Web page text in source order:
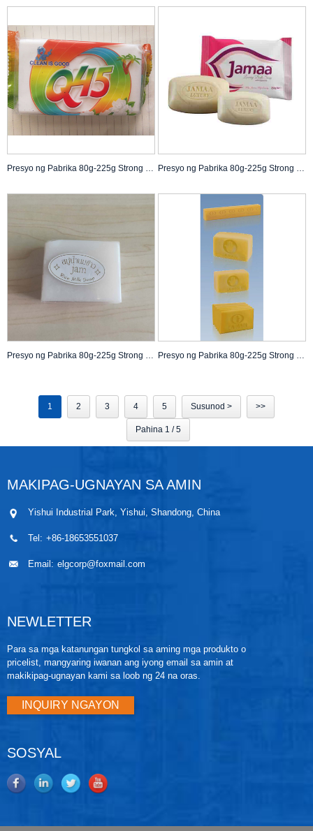
Presyo ng Pabrika 80g-225g Strong Stain Yellow Laundry Bar Soap Laundry Bars Soap para sa Paglalaba ng Damit na may magandang kalidad Presyo ng Pabrika 80g-225g Strong Stain Yellow Laundry Bar Soap Laundry Bars Soap para sa Paglalaba ng Damit na may magandang kalidad
1 2 3 4 5 Susunod > >>
Pahina 1 / 5
MAKIPAG-UGNAYAN SA AMIN
Yishui Industrial Park, Yishui, Shandong, China
Tel: +86-18653551037
Email: elgcorp@foxmail.com
NEWLETTER
Para sa mga katanungan tungkol sa aming mga produkto o
pricelist, mangyaring iwanan ang iyong email sa amin at
makikipag-ugnayan kami sa loob ng 24 na oras.
INQUIRY NGAYON
SOSYAL